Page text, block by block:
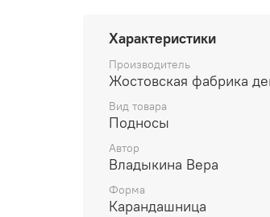
Характеристики
Производитель
Жостовская фабрика
Вид товара
Подносы
Автор
Владыкина Вера
Форма
Карандашница